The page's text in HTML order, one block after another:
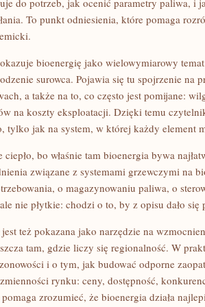
do potrzeb, jak ocenić parametry paliwa, i
To punkt odniesienia, które pomaga
bioenergię jako wielowymiarowy
surowca. Pojawia się tu spojrzenie na
a także na to, co często jest pomijane:
na koszty eksploatacji. Dzięki temu
tylko jak na system, w której każdy element
bo właśnie tam bioenergia bywa
związane z systemami grzewczymi na
o magazynowaniu paliwa, o
nie płytkie: chodzi o to, by z opisu dało
też pokazana jako narzędzie na
tam, gdzie liczy się regionalność. W
i o tym, jak budować odporne
rynku: ceny, dostępność,
zrozumieć, że bioenergia działa